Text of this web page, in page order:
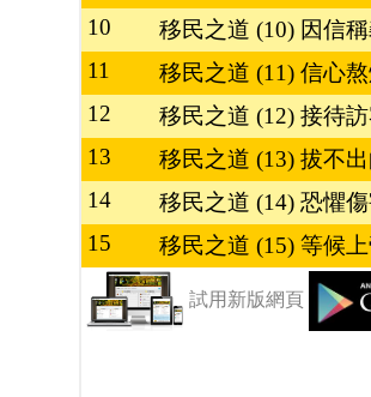
10
移民之道 (10) 因信
11
移民之道 (11) 信心
12
移民之道 (12) 接待
13
移民之道 (13) 拔不
14
移民之道 (14) 恐懼
15
移民之道 (15) 等候
試用新版網頁